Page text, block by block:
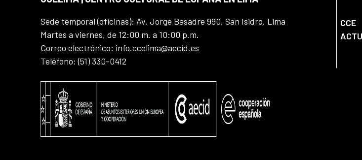
Sede temporal (oficinas): Av. Jorge Basadre 990, San Isidro, Lima
Martes a viernes, de 12:00 m. a 10:00 p.m.
Correo electrónico: info.ccelima@aecid.es
Teléfono: (51) 330-0412
CCE